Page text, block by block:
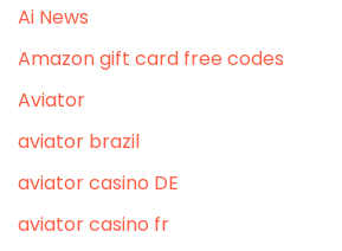
Ai News
Amazon gift card free codes
Aviator
aviator brazil
aviator casino DE
aviator casino fr